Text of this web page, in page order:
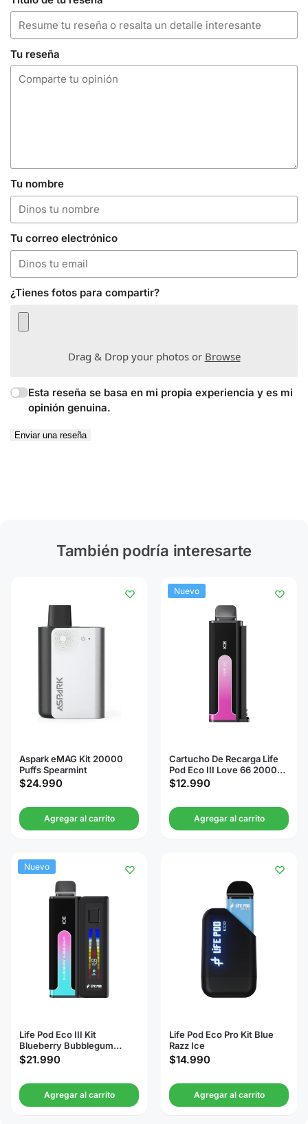
Tu reseña
Tu nombre
Tu correo electrónico
¿Tienes fotos para compartir?
Drag & Drop your photos or Browse
Esta reseña se basa en mi propia experiencia y es mi
opinión genuina.
Enviar una reseña
También podría interesarte
Aspark eMAG Kit 20000
Puffs Spearmint
$24.990
Agregar al carrito
Nuevo
Cartucho De Recarga Life
Pod Eco III Love 66 20000
Puffs
$12.990
Agregar al carrito
Nuevo
Life Pod Eco III Kit
Blueberry Bubblegum
20000 Puffs
$21.990
Agregar al carrito
Life Pod Eco Pro Kit Blue
Razz Ice
$14.990
Agregar al carrito